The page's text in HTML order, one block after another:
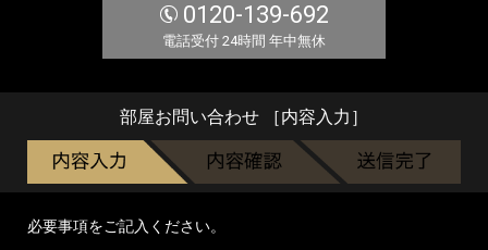
0120-139-692
電話受付 24時間 年中無休
部屋お問い合わせ ［内容入力］
必要事項をご記入ください。